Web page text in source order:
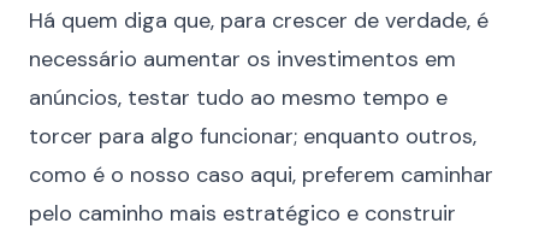
Há quem diga que, para crescer de verdade, é
necessário aumentar os investimentos em
anúncios, testar tudo ao mesmo tempo e
torcer para algo funcionar; enquanto outros,
como é o nosso caso aqui, preferem caminhar
pelo caminho mais estratégico e construir